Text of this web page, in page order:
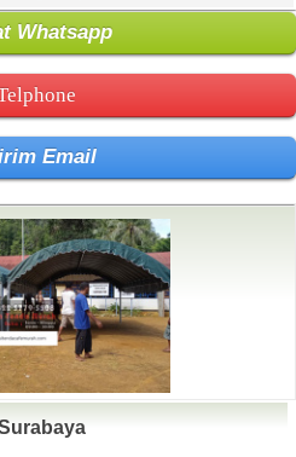
Whatsapp
Email